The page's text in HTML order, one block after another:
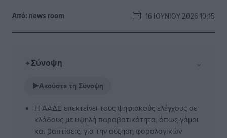
Από: news room 16 ΙΟΥΝΊΟΥ 2026 10:15
✦Σύνοψη ⌄
▶Ακούστε τη Σύνοψη
Η ΑΑΔΕ επεκτείνει τους ψηφιακούς ελέγχους σε
κλάδους με υψηλή παραβατικότητα, όπως γάμοι
και βαπτίσεις, για την αύξηση φορολογικών